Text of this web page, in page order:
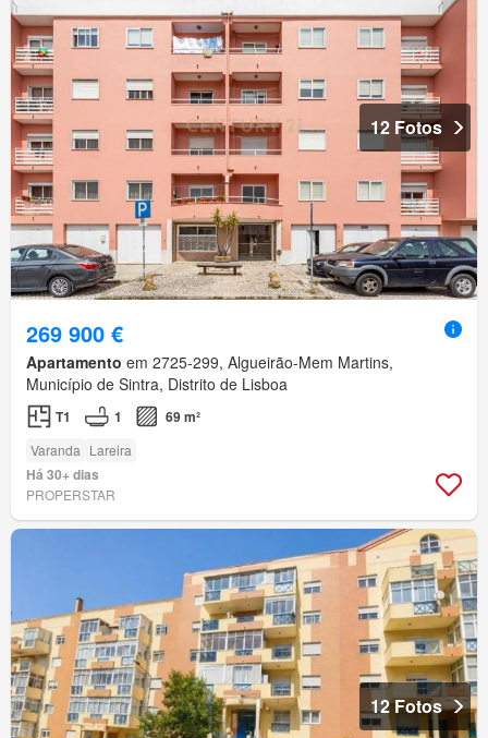
12 Fotos
269 900 €
Apartamento em 2725-299, Algueirão-Mem Martins,
Município de Sintra, Distrito de Lisboa
T1 1 69 m²
Varanda Lareira
Há 30+ dias
PROPERSTAR
12 Fotos